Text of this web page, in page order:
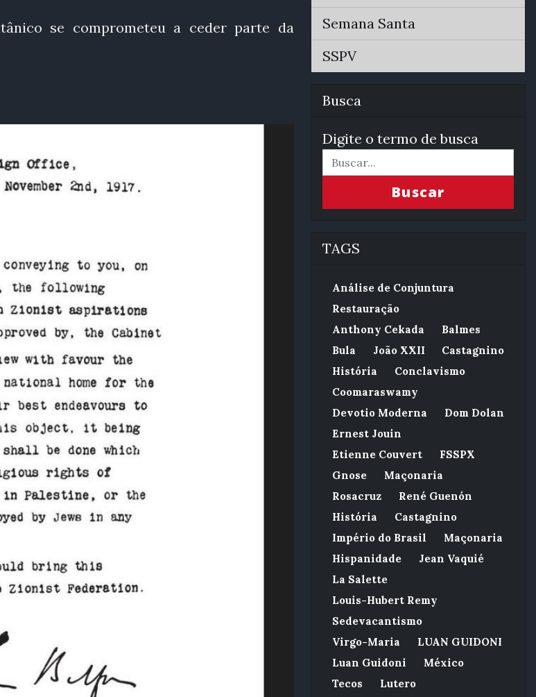
se comprometeu a ceder parte da
Semana Santa
SSPV
Busca
Digite o termo de busca
Buscar
TAGS
Análise de Conjuntura
Restauração
Anthony Cekada
Balmes
Bula
João XXII
Castagnino
História
Conclavismo
Coomaraswamy
Devotio Moderna
Dom Dolan
Ernest Jouin
Etienne Couvert
FSSPX
Gnose
Maçonaria
Rosacruz
René Guenón
História
Castagnino
Império do Brasil
Maçonaria
Hispanidade
Jean Vaquié
La Salette
Louis-Hubert Remy
Sedevacantismo
Virgo-Maria
LUAN GUIDONI
Luan Guidoni
México
Tecos
Lutero